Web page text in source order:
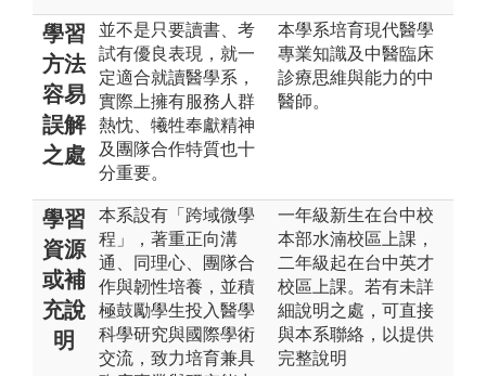
學習
方法
容易
誤解
之處
並不是只要讀書、考
試有優良表現，就一
定適合就讀醫學系，
實際上擁有服務人群
熱忱、犧牲奉獻精神
及團隊合作特質也十
分重要。
本學系培育現代醫學
專業知識及中醫臨床
診療思維與能力的中
醫師。
學習
資源
或補
充說
明
本系設有「跨域微學
程」，著重正向溝
通、同理心、團隊合
作與韌性培養，並積
極鼓勵學生投入醫學
科學研究與國際學術
交流，致力培育兼具
一年級新生在台中校
本部水湳校區上課，
二年級起在台中英才
校區上課。若有未詳
細說明之處，可直接
與本系聯絡，以提供
完整說明